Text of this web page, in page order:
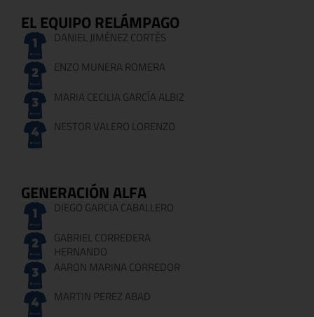
EL EQUIPO RELÁMPAGO
DANIEL JIMÉNEZ CORTÉS
ENZO MUNERA ROMERA
MARIA CECILIA GARCÍA ALBIZ
NESTOR VALERO LORENZO
GENERACIÓN ALFA
DIEGO GARCIA CABALLERO
GABRIEL CORREDERA
HERNANDO
AARON MARINA CORREDOR
MARTIN PEREZ ABAD